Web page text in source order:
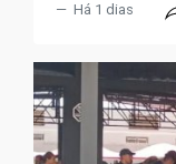
Há 1 dias